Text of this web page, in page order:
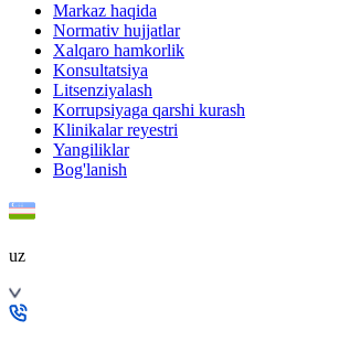
Markaz haqida
Normativ hujjatlar
Xalqaro hamkorlik
Konsultatsiya
Litsenziyalash
Korrupsiyaga qarshi kurash
Klinikalar reyestri
Yangiliklar
Bog'lanish
uz